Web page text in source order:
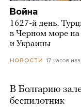
Война
1627-й день.
в Черном море на
и Украины
НОВОСТИ 17 часов
В Болгарию
беспилотник